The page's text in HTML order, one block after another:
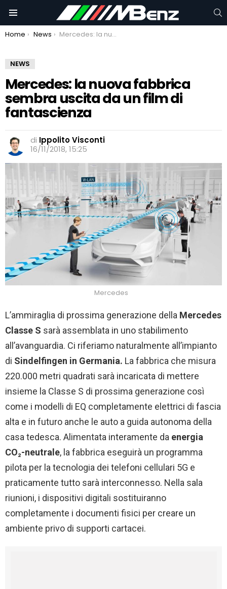
You are here:
Home News Mercedes: la nuova fabbrica sembra uscita da un film di fantascienza
NEWS
Mercedes: la nuova fabbrica
sembra uscita da un film di
fantascienza
di Ippolito Visconti
16/11/2018, 15:25
Mercedes
L’ammiraglia di prossima generazione della Mercedes
Classe S sarà assemblata in uno stabilimento
all’avanguardia. Ci riferiamo naturalmente all’impianto
di Sindelfingen in Germania. La fabbrica che misura
220.000 metri quadrati sarà incaricata di mettere
insieme la Classe S di prossima generazione così
come i modelli di EQ completamente elettrici di fascia
alta e in futuro anche le auto a guida autonoma della
casa tedesca. Alimentata interamente da energia
CO₂-neutrale, la fabbrica eseguirà un programma
pilota per la tecnologia dei telefoni cellulari 5G e
praticamente tutto sarà interconnesso. Nella sala
riunioni, i dispositivi digitali sostituiranno
completamente i documenti fisici per creare un
ambiente privo di supporti cartacei.